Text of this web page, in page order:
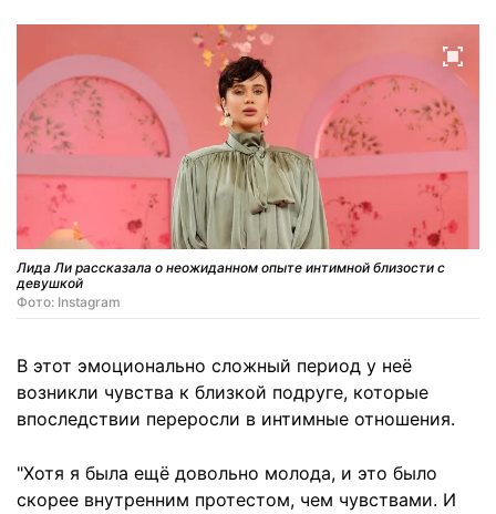
Лида Ли рассказала о неожиданном опыте интимной близости с
девушкой
Фото: Instagram
В этот эмоционально сложный период у неё
возникли чувства к близкой подруге, которые
впоследствии переросли в интимные отношения.
"Хотя я была ещё довольно молода, и это было
скорее внутренним протестом, чем чувствами. И